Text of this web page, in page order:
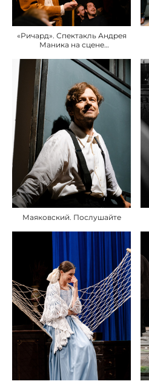
«Ричард». Спектакль Андрея
Маника на сцене
Маяковский. Послушайте